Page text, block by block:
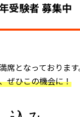
受験者 募集
席となっておりま
ぜひこの機会に！